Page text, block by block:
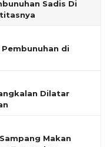
Sadis Di
di
Dilatar
Makan